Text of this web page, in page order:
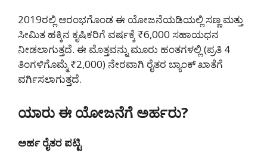
2019ರಲ್ಲಿ ಆರಂಭಗೊಂಡ ಈ ಯೋಜನೆಯಡಿಯಲ್ಲಿ ಸಣ್ಣ ಮತ್ತು
ಸೀಮಿತ ಹಕ್ಕಿನ ಕೃಷಿಕರಿಗೆ ವರ್ಷಕ್ಕೆ ₹6,000 ಸಹಾಯಧನ
ನೀಡಲಾಗುತ್ತದೆ. ಈ ಮೊತ್ತವನ್ನು ಮೂರು ಹಂತಗಳಲ್ಲಿ (ಪ್ರತಿ 4
ತಿಂಗಳಿಗೊಮ್ಮೆ ₹2,000) ನೇರವಾಗಿ ರೈತರ ಬ್ಯಾಂಕ್ ಖಾತೆಗೆ
ವರ್ಗಿಸಲಾಗುತ್ತದೆ.
ಯಾರು ಈ ಯೋಜನೆಗೆ ಅರ್ಹರು?
ಅರ್ಹ ರೈತರ ಪಟ್ಟಿ